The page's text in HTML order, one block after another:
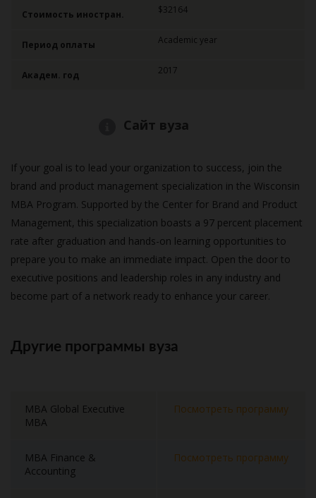
Стоимость иностран. $32164
Период оплаты Academic year
Академ. год 2017
Сайт вуза
If your goal is to lead your organization to success, join the
brand and product management specialization in the Wisconsin
MBA Program. Supported by the Center for Brand and Product
Management, this specialization boasts a 97 percent placement
rate after graduation and hands-on learning opportunities to
prepare you to make an immediate impact. Open the door to
executive positions and leadership roles in any industry and
become part of a network ready to enhance your career.
Другие программы вуза
MBA Global Executive
MBA
Посмотреть программу
MBA Finance &
Accounting
Посмотреть программу